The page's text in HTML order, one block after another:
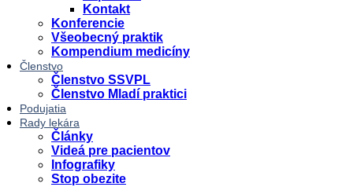
Kontakt
Konferencie
Všeobecný praktik
Kompendium medicíny
Členstvo
Členstvo SSVPL
Členstvo Mladí praktici
Podujatia
Rady lekára
Články
Videá pre pacientov
Infografiky
Stop obezite